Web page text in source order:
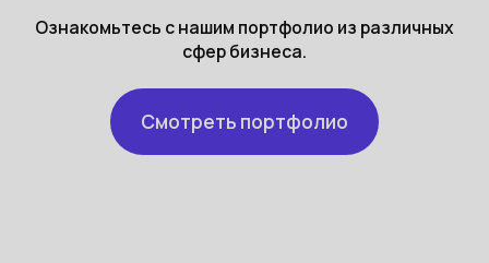
Ознакомьтесь с нашим портфолио из различных
сфер бизнеса.
Смотреть портфолио